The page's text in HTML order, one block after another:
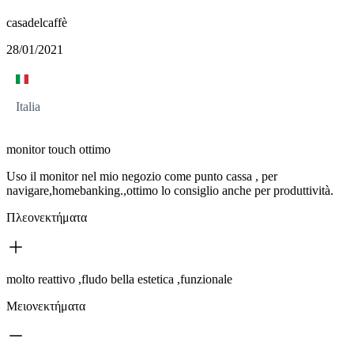
casadelcaffè
28/01/2021
Italia
monitor touch ottimo
Uso il monitor nel mio negozio come punto cassa , per
navigare,homebanking.,ottimo lo consiglio anche per produttività.
Πλεονεκτήματα
molto reattivo ,fludo bella estetica ,funzionale
Μειονεκτήματα